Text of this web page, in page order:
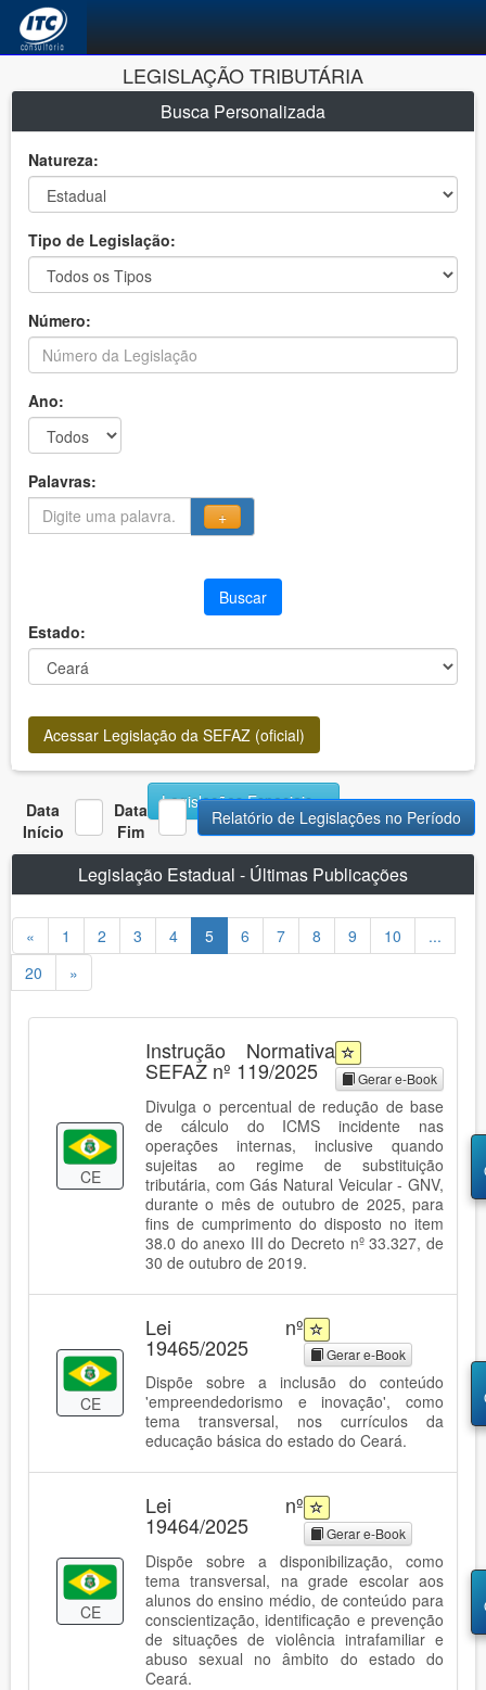
LEGISLAÇÃO TRIBUTÁRIA
Busca Personalizada
Natureza:
Tipo de Legislação:
Número:
Ano:
Palavras:
+
Buscar
Estado:
Acessar Legislação da SEFAZ (oficial)
Legislações Especiais
Data
Início
Data
Fim
Relatório de Legislações no Período
Legislação Estadual - Últimas Publicações
« 1 2 3 4 5 6 7 8 9 10
...
20
»
CE
Instrução Normativa
SEFAZ nº 119/2025 Gerar e-Book
Divulga o percentual de redução de base
de cálculo do ICMS incidente nas
operações internas, inclusive quando
sujeitas ao regime de substituição
tributária, com Gás Natural Veicular - GNV,
durante o mês de outubro de 2025, para
fins de cumprimento do disposto no item
38.0 do anexo III do Decreto nº 33.327, de
30 de outubro de 2019.
CE
Lei nº
19465/2025 Gerar e-Book
Dispõe sobre a inclusão do conteúdo
'empreendedorismo e inovação', como
tema transversal, nos currículos da
educação básica do estado do Ceará.
CE
Lei nº
19464/2025 Gerar e-Book
Dispõe sobre a disponibilização, como
tema transversal, na grade escolar aos
alunos do ensino médio, de conteúdo para
conscientização, identificação e prevenção
de situações de violência intrafamiliar e
abuso sexual no âmbito do estado do
Ceará.